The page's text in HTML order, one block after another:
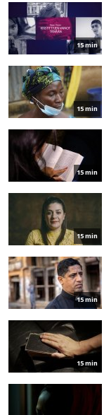
15 min
15 min
15 min
15 min
15 min
15 min